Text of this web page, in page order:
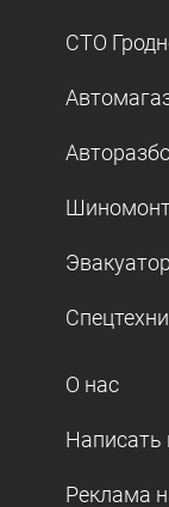
СТО
О нас
Написать
Реклама